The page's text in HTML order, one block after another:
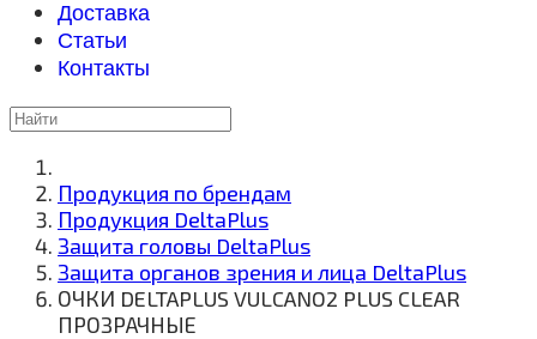
Доставка
Cтатьи
Контакты
Продукция по брендам
Продукция DeltaPlus
Защита головы DeltaPlus
Защита органов зрения и лица DeltaPlus
ОЧКИ DELTAPLUS VULCANO2 PLUS CLEAR
ПРОЗРАЧНЫЕ